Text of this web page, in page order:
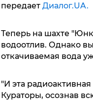
передает Диалог.UA.
Теперь на шахте
водоотлив. Однако
откачиваемая вода
"И эта
Кураторы, осознав